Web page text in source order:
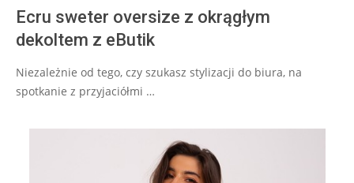
Ecru sweter oversize z okrągłym
dekoltem z eButik
Niezależnie od tego, czy szukasz stylizacji do biura, na
spotkanie z przyjaciółmi …